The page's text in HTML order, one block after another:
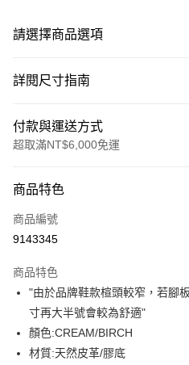
請選擇商品選項
詳閱尺寸指南
付款與運送方式
超取滿NT$6,000免運
信用卡一次付款
超商取貨付款
Apple Pay
ATM付款
運送方式
商品特色
商品編號
9143345
商品特色
"由於品牌鞋款楦頭較窄，若腳
寸再大半號會較為舒適"
顏色:CREAM/BIRCH
材質:天然皮革/膠底